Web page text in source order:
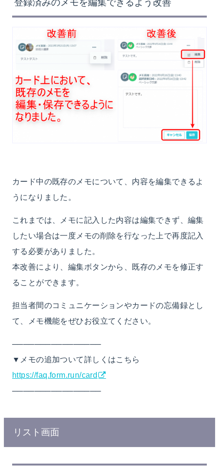
カード中の既存のメモについて、内容を編集できるよ
うになりました。
これまでは、メモに記入した内容は編集できず、編集
したい場合は一度メモの削除を行なった上で再度記入
する必要がありました。
本改善により、編集ボタンから、既存のメモを修正す
ることができます。
担当者間のコミュニケーションやカードの忘備録とし
て、メモ機能をぜひお役立てください。
────────────────
▼メモの追加ついて詳しくはこちら
https://faq.form.run/card
────────────────
リスト画面